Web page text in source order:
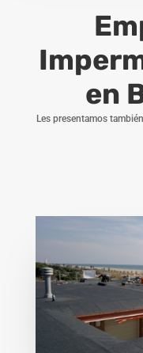
en
Les presentamos